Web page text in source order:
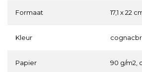
Formaat 17,1 x 22
Kleur
Papier 90 g/m2,